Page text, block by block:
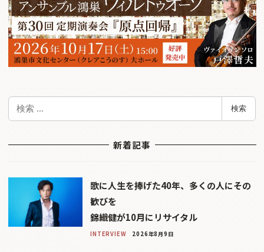
検
検索
新着記事
歌に人生を捧げた40年、多くの人にその
歓びを
錦織健が10月にリサイタル
INTERVIEW 2026年8月9日